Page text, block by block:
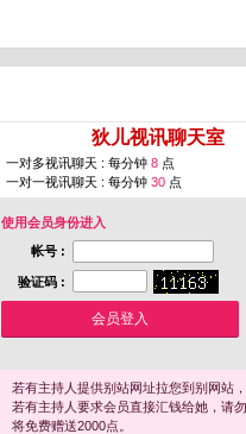
狄儿视讯聊天室
一对多视讯聊天 : 每分钟 8 点
一对一视讯聊天 : 每分钟 30 点
使用会员身份进入
帐号 :
验证码 :
若有主持人提供别站网址拉您到别网站
若有主持人要求会员直接汇钱给她，请
将免费赠送2000点。